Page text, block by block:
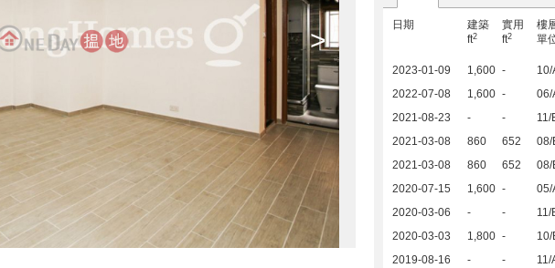
> 日期
建築
ft2
實用
ft2
樓
單
2023-01-09 1,600 - 10/
2022-07-08
1,600 - 06/
2021-08-23
- - 11/
2021-03-08
860 652 08/
2021-03-08
860 652 08/
2020-07-15
1,600 - 05/
2020-03-06
- - 11/
2020-03-03
1,800 - 10/
2019-08-16
- - 11/